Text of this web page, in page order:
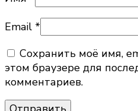
Email *
Сохранить моё имя,
этом браузере для
комментариев.